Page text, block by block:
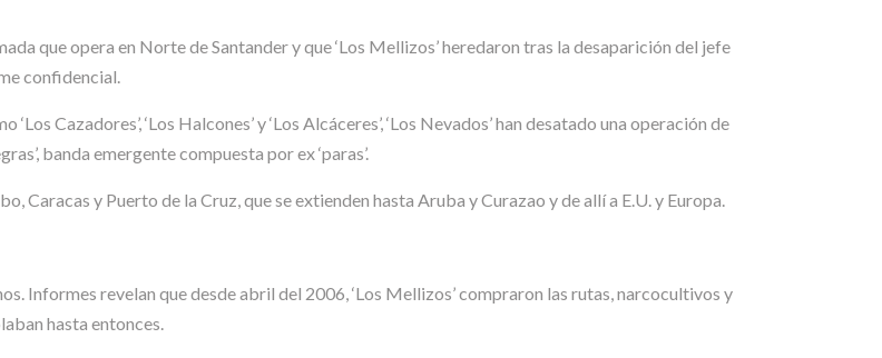
que opera en Norte de Santander y que ‘Los Mellizos’ heredaron tras la desaparición del jefe
confidencial.
Cazadores’, ‘Los Halcones’ y ‘Los Alcáceres’, ‘Los Nevados’ han desatado una operación de
banda emergente compuesta por ex ‘paras’.
Caracas y Puerto de la Cruz, que se extienden hasta Aruba y Curazao y de allí a E.U. y Europa.
Informes revelan que desde abril del 2006, ‘Los Mellizos’ compraron las rutas, narcocultivos y
hasta entonces.